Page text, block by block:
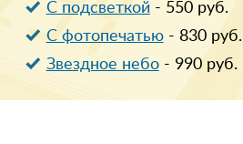
С подсветкой- 550руб.
С фотопечатью- 830руб.
Звездное небо- 990руб.